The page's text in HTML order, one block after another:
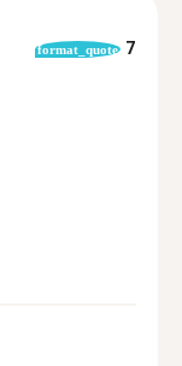
format_quote 7